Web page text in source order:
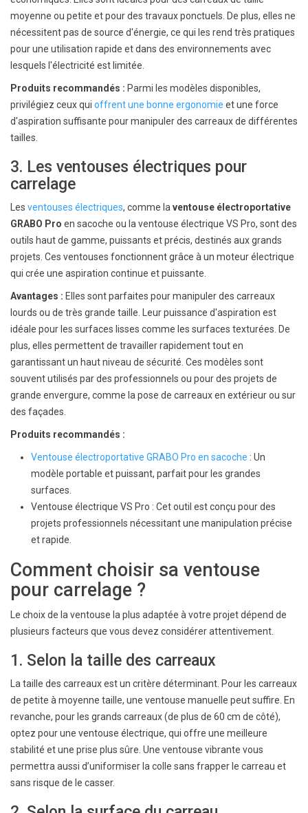
moyenne ou petite et pour des travaux ponctuels. De plus, elles ne
nécessitent pas de source d'énergie, ce qui les rend très pratiques
pour une utilisation rapide et dans des environnements avec
lesquels l'électricité est limitée.
Produits recommandés : Parmi les modèles disponibles,
privilégiez ceux qui offrent une bonne ergonomie et une force
d'aspiration suffisante pour manipuler des carreaux de différentes
tailles.
3. Les ventouses électriques pour
carrelage
Les ventouses électriques, comme laventouse électroportative
GRABO Pro en sacoche ou la ventouse électrique VS Pro, sont des
outils haut de gamme, puissants et précis, destinés aux grands
projets. Ces ventouses fonctionnent grâce à un moteur électrique
qui crée une aspiration continue et puissante.
Avantages : Elles sont parfaites pour manipuler des carreaux
lourds ou de très grande taille. Leur puissance d'aspiration est
idéale pour les surfaces lisses comme les surfaces texturées. De
plus, elles permettent de travailler rapidement tout en
garantissant un haut niveau de sécurité. Ces modèles sont
souvent utilisés par des professionnels ou pour des projets de
grande envergure, comme la pose de carreaux en extérieur ou sur
des façades.
Produits recommandés :
Ventouse électroportative GRABO Pro en sacoche : Un
modèle portable et puissant, parfait pour les grandes
surfaces.
Ventouse électrique VS Pro : Cet outil est conçu pour des
projets professionnels nécessitant une manipulation précise
et rapide.
Comment choisir sa ventouse
pour carrelage ?
Le choix de la ventouse la plus adaptée à votre projet dépend de
plusieurs facteurs que vous devez considérer attentivement.
1. Selon la taille des carreaux
La taille des carreaux est un critère déterminant. Pour les carreaux
de petite à moyenne taille, une ventouse manuelle peut suffire. En
revanche, pour les grands carreaux (de plus de 60 cm de côté),
optez pour une ventouse électrique, qui offre une meilleure
stabilité et une prise plus sûre. Une ventouse vibrante vous
permettra aussi d’uniformiser la colle sans frapper le carreau et
sans risque de le casser.